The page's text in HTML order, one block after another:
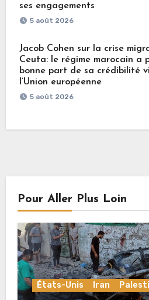
ses engagements
5 août 2026
Jacob Cohen sur la crise
Ceuta: le régime marocain a
bonne part de sa crédibilité
l’Union européenne
5 août 2026
Pour Aller Plus Loin
États-Unis Iran